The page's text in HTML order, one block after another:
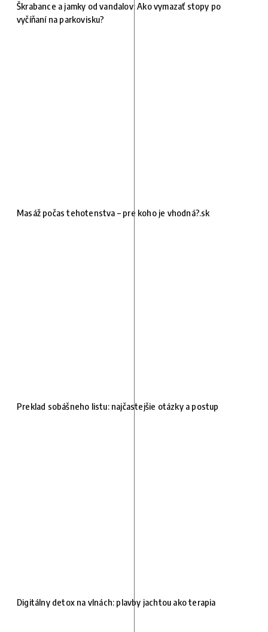
Škrabance a jamky od vandalov: Ako vymazať stopy po
vyčíňaní na parkovisku?
Masáž počas tehotenstva – pre koho je vhodná?.sk
Preklad sobášneho listu: najčastejšie otázky a postup
Digitálny detox na vlnách: plavby jachtou ako terapia